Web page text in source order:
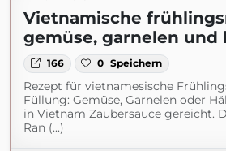
Vietnamische
gemüse, garnelen und
166 0 Speichern
Rezept für vietnamesische
Füllung: Gemüse, Garnelen oder
in Vietnam Zaubersauce gereicht.
Ran (...)